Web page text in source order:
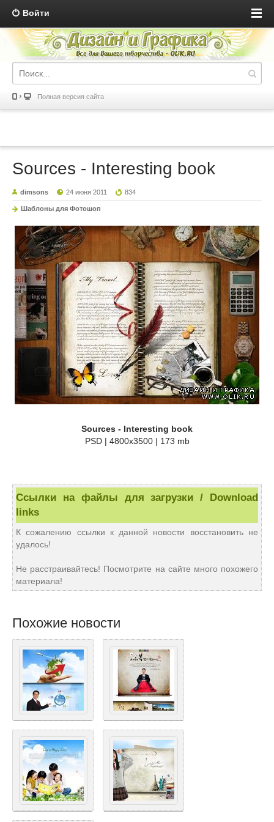
Войти
Полная версия сайта
Sources - Interesting book
dimsons 24 июня 2011 834
Шаблоны для Фотошоп
Sources - Interesting book
PSD | 4800x3500 | 173 mb
Ссылки на файлы для загрузки / Download
links
К сожалению ссылки к данной новости восстановить не
удалось!
Не расстраивайтесь! Посмотрите на сайте много похожего
материала!
Похожие новости